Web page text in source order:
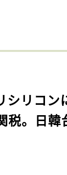
シリコン
税。日韓